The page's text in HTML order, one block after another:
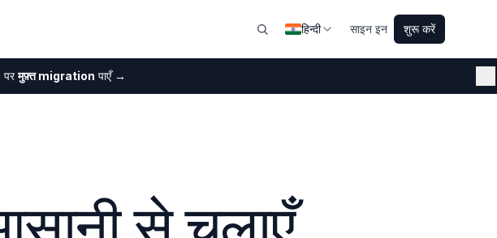
हिन्दी साइन इन शुरू करें
परमुफ़्त migration पाएँ →